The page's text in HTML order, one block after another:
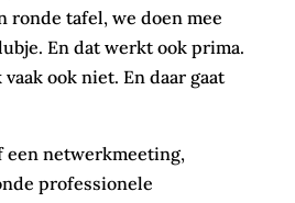
ronde tafel, we doen mee
En dat werkt ook prima.
ook niet. En daar gaat
een netwerkmeeting,
professionele